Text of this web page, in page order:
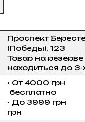
Проспект
(Победы), 123
Товар на резерве
находиться до 3-
• От 4000
бесплатно
• До 3999
грн